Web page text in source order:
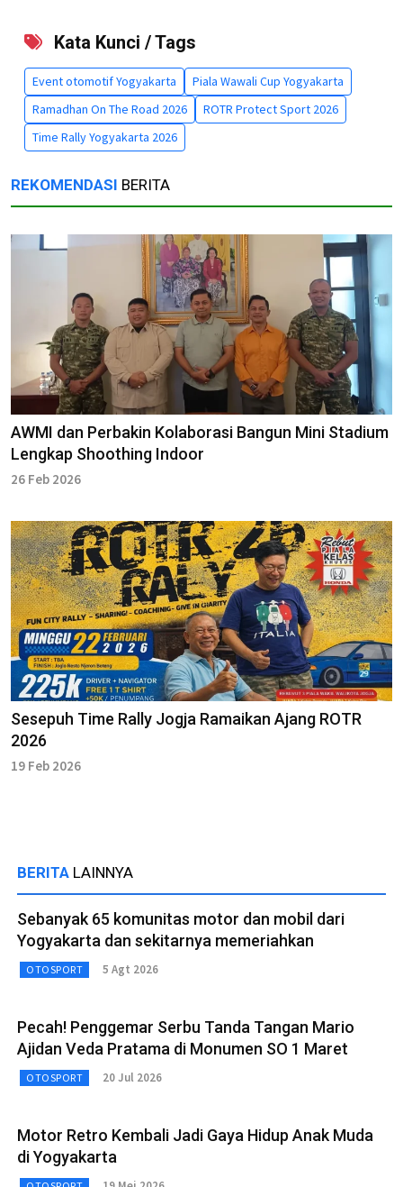
Kata Kunci / Tags
Event otomotif Yogyakarta
Piala Wawali Cup Yogyakarta
Ramadhan On The Road 2026
ROTR Protect Sport 2026
Time Rally Yogyakarta 2026
REKOMENDASI BERITA
AWMI dan Perbakin Kolaborasi Bangun Mini Stadium
Lengkap Shoothing Indoor
26 Feb 2026
Sesepuh Time Rally Jogja Ramaikan Ajang ROTR
2026
19 Feb 2026
BERITA LAINNYA
Sebanyak 65 komunitas motor dan mobil dari
Yogyakarta dan sekitarnya memeriahkan
OTOSPORT 5 Agt 2026
Pecah! Penggemar Serbu Tanda Tangan Mario
Ajidan Veda Pratama di Monumen SO 1 Maret
OTOSPORT 20 Jul 2026
Motor Retro Kembali Jadi Gaya Hidup Anak Muda
di Yogyakarta